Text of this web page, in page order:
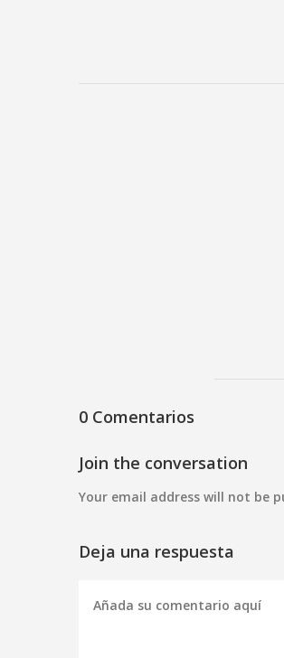
0 Comentarios
Join the conversation
Your email address will not be
Deja una respuesta